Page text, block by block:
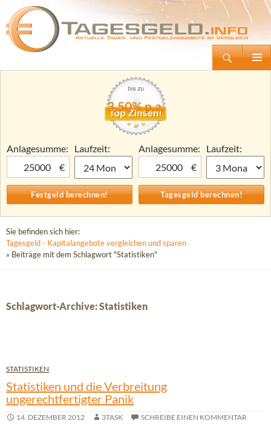
Tagesgeld.info – Tagesgeldkonten vergleichen und Tagesgeld-Zinsen berechnen
Zum
3,50% p.a.
Anlagesumme:
€
Laufzeit:
Anlagesumme:
€
Laufzeit:
Sie befinden sich hier:
Tagesgeld - Kapitalangebote vergleichen und sparen
» Beiträge mit dem Schlagwort "Statistiken"
Schlagwort-Archive: Statistiken
STATISTIKEN
Statistiken und die Verbreitung
ungerechtfertigter Panik
14. DEZEMBER 2012 3TASK SCHREIBE EINEN KOMMENTAR